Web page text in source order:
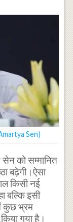
Sen)
को सम्मानित
बढ़ेगी।ऐसा
किसी नई
बल्कि इसी
कुछ भ्रम
गया है।